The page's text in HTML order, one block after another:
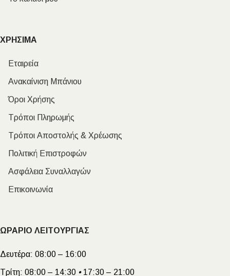
ΧΡΗΣΙΜΑ
Εταιρεία
Ανακαίνιση Μπάνιου
Όροι Χρήσης
Τρόποι Πληρωμής
Τρόποι Αποστολής & Χρέωσης
Πολιτική Επιστροφών
Ασφάλεια Συναλλαγών
Επικοινωνία
ΩΡΑΡΙΟ ΛΕΙΤΟΥΡΓΙΑΣ
Δευτέρα: 08:00 – 16:00
Τρίτη: 08:00 – 14:30 •17:30 – 21:00